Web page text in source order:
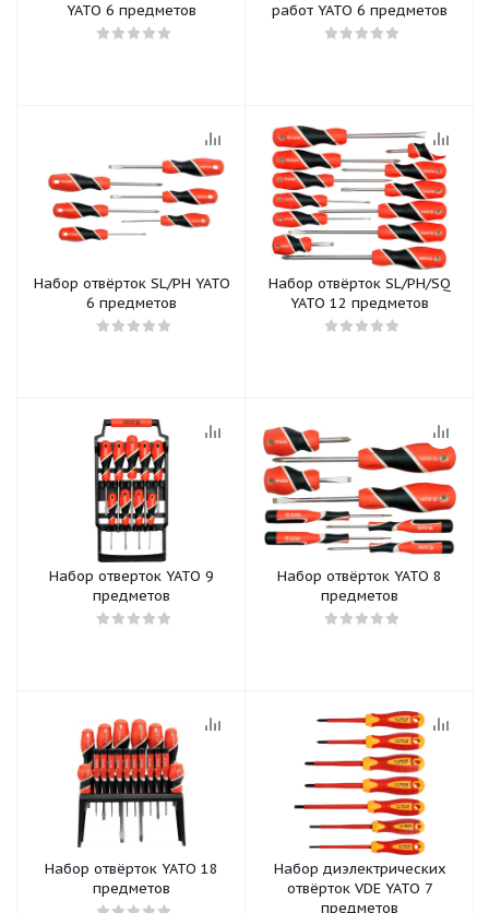
YATO 6 предметов
работ YATO 6 предметов
Набор отвёрток SL/PH YATO
6 предметов
Набор отвёрток SL/PH/SQ
YATO 12 предметов
Набор отверток YATO 9
предметов
Набор отвёрток YATO 8
предметов
Набор отвёрток YATO 18
предметов
Набор диэлектрических
отвёрток VDE YATO 7
предметов